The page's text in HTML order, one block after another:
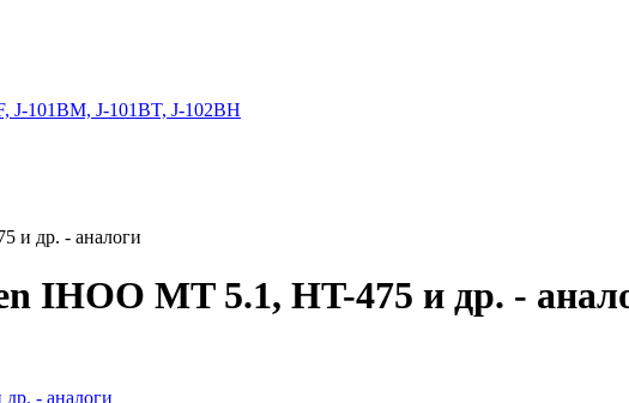
J-101BM, J-101BT, J-102BH
и др. - аналоги
IHOO MT 5.1, HT-475 и др. -